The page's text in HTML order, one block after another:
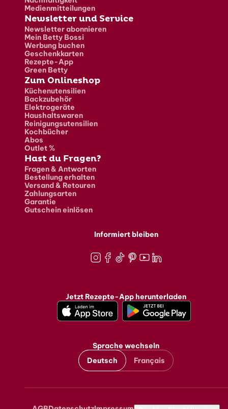
Medienmitteilungen
Newsletter und Service
Newsletter abonnieren
Mein Betty Bossi
Werbung buchen
Geschenkkarten
Rezepte-App
Green Betty
Zum Onlineshop
Küchenutensilien
Backzubehör
Elektrogeräte
Haushaltswaren
Reinigungsutensilien
Kochbücher
Abos
Outlet %
Hast du Fragen?
Fragen & Antworten
Bestellung erhalten
Versand & Retouren
Zahlungsarten
Garantie
Gutschein einlösen
Informiert bleiben
Jetzt Rezepte-App herunterladen
Sprache wechseln
Deutsch
Français